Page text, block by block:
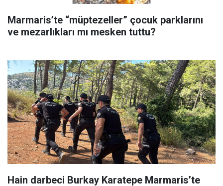
Marmaris’te “müptezeller” çocuk parklarını
ve mezarlıkları mı mesken tuttu?
Hain darbeci Burkay Karatepe Marmaris’te